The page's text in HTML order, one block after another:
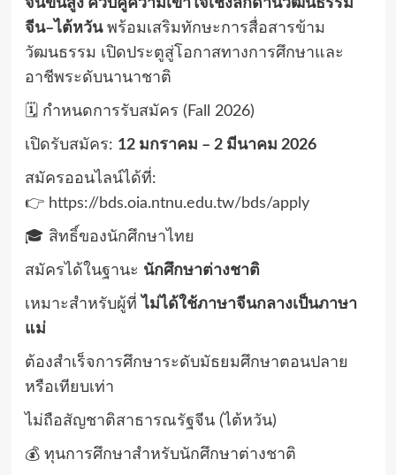
จีนขั้นสูง ควบคู่ความเข้าใจเชิงลึกด้านวัฒนธรรม
จีน–ไต้หวันพร้อมเสริมทักษะการสื่อสารข้าม
วัฒนธรรม เปิดประตูสู่โอกาสทางการศึกษาและ
อาชีพระดับนานาชาติ
🗓️ กำหนดการรับสมัคร (Fall 2026)
เปิดรับสมัคร: 12 มกราคม – 2 มีนาคม 2026
สมัครออนไลน์ได้ที่:
👉 https://bds.oia.ntnu.edu.tw/bds/apply
🎓 สิทธิ์ของนักศึกษาไทย
สมัครได้ในฐานะ นักศึกษาต่างชาติ
เหมาะสำหรับผู้ที่ ไม่ได้ใช้ภาษาจีนกลางเป็นภาษา
แม่
ต้องสำเร็จการศึกษาระดับมัธยมศึกษาตอนปลาย
หรือเทียบเท่า
ไม่ถือสัญชาติสาธารณรัฐจีน (ไต้หวัน)
💰 ทุนการศึกษาสำหรับนักศึกษาต่างชาติ